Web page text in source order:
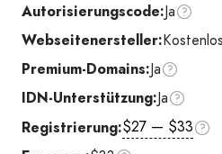
Autorisierungscode:Ja
Webseitenersteller:Kostenlos
Premium-Domains:Ja
IDN-Unterstützung:Ja
Registrierung:$27 — $33